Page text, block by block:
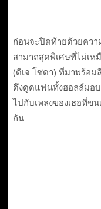
ก่อนจะปิดท้ายด้วยคว
สามาถสุดพิเศษที่ไม่เห
(ดีเจ โซดา) ที่มาพร้อ
ดึงดูดแฟนทั้งฮอลล์มอ
ไปกับเพลงของเธอที่
กัน